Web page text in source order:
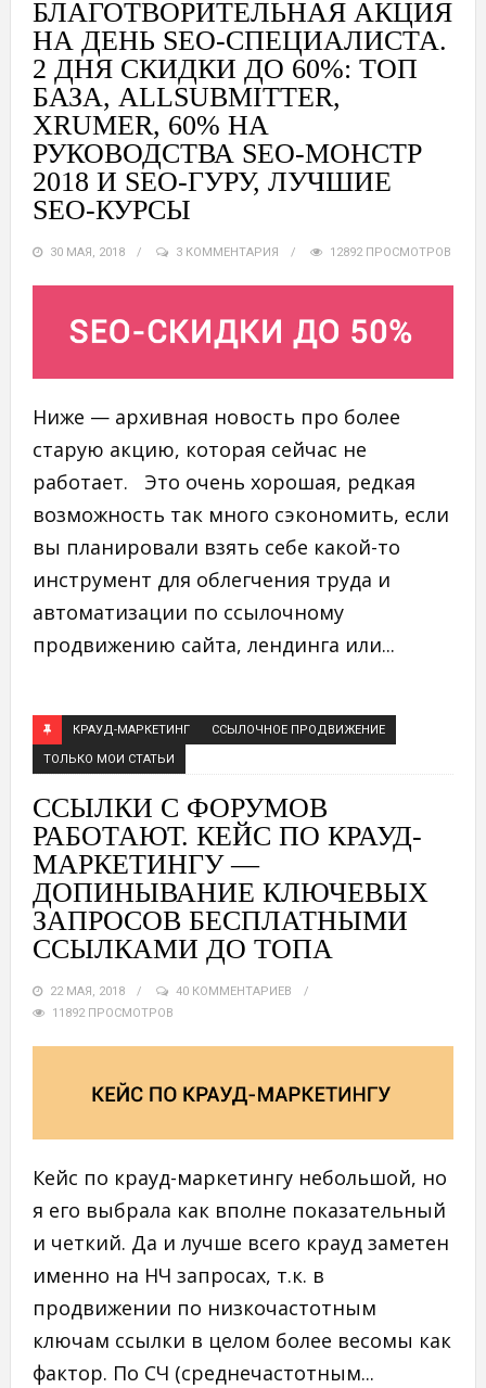
БЛАГОТВОРИТЕЛЬНАЯ АКЦИЯ
НА ДЕНЬ SEO-СПЕЦИАЛИСТА.
2 ДНЯ СКИДКИ ДО 60%: ТОП
БАЗА, ALLSUBMITTER,
XRUMER, 60% НА
РУКОВОДСТВА SEO-МОНСТР
2018 И SEO-ГУРУ, ЛУЧШИЕ
SEO-КУРСЫ
30 МАЯ, 2018 3 КОММЕНТАРИЯ 12892 ПРОСМОТРОВ
Ниже — архивная новость про более
старую акцию, которая сейчас не
работает. Это очень хорошая, редкая
возможность так много сэкономить, если
вы планировали взять себе какой-то
инструмент для облегчения труда и
автоматизации по ссылочному
продвижению сайта, лендинга или...
КРАУД-МАРКЕТИНГ ССЫЛОЧНОЕ ПРОДВИЖЕНИЕ
ТОЛЬКО МОИ СТАТЬИ
ССЫЛКИ С ФОРУМОВ
РАБОТАЮТ. КЕЙС ПО КРАУД-
МАРКЕТИНГУ —
ДОПИНЫВАНИЕ КЛЮЧЕВЫХ
ЗАПРОСОВ БЕСПЛАТНЫМИ
ССЫЛКАМИ ДО ТОПА
22 МАЯ, 2018
40 КОММЕНТАРИЕВ
11892 ПРОСМОТРОВ
Кейс по крауд-маркетингу небольшой, но
я его выбрала как вполне показательный
и четкий. Да и лучше всего крауд заметен
именно на НЧ запросах, т.к. в
продвижении по низкочастотным
ключам ссылки в целом более весомы как
фактор. По СЧ (среднечастотным...